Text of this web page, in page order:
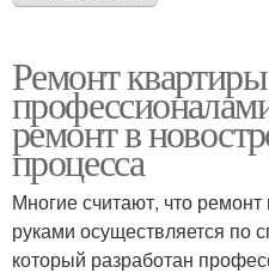
Ремонт
ремонт в
процесса
Многие считают, что
руками осуществляется по
который разработан